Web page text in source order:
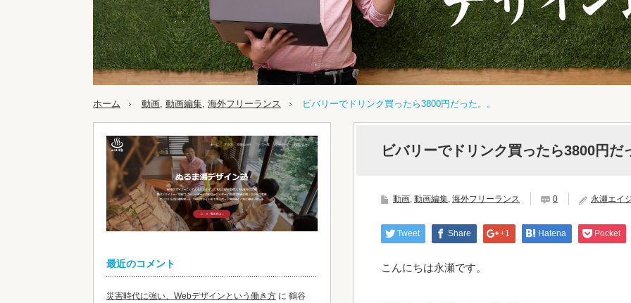
ホーム 動画, 動画編集, 海外フリーランス ビバリーでドリンク買ったら3800円だった。。
ビバリーでドリンク買ったら3800円だ
動画, 動画編集, 海外フリーランス 0 永瀬エイ
Tweet Share +1 Hatena Pocket
こんにちは永瀬です。
最近のコメント
災害時代に強い、Webデザインという働き方 に 鶴谷